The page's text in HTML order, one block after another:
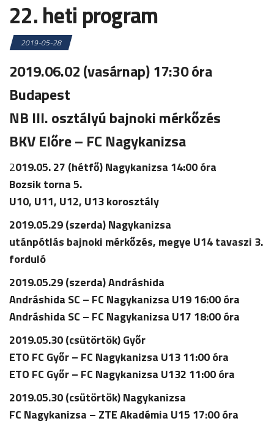
22. heti program
2019-05-28
2019.06.02 (vasárnap) 17:30 óra
Budapest
NB III. osztályú bajnoki mérkőzés
BKV Előre – FC Nagykanizsa
2019.05. 27 (hétfő) Nagykanizsa 14:00 óra
Bozsik torna 5.
U10, U11, U12, U13 korosztály
2019.05.29 (szerda) Nagykanizsa
utánpótlás bajnoki mérkőzés, megye U14 tavaszi 3.
forduló
2019.05.29 (szerda) Andráshida
Andráshida SC – FC Nagykanizsa U19 16:00 óra
Andráshida SC – FC Nagykanizsa U17 18:00 óra
2019.05.30 (csütörtök) Győr
ETO FC Győr – FC Nagykanizsa U13 11:00 óra
ETO FC Győr – FC Nagykanizsa U132 11:00 óra
2019.05.30 (csütörtök) Nagykanizsa
FC Nagykanizsa – ZTE Akadémia U15 17:00 óra